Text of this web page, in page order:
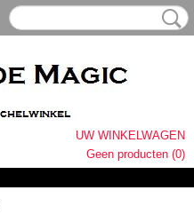
UW WINKELWAGEN
Geen producten (0)